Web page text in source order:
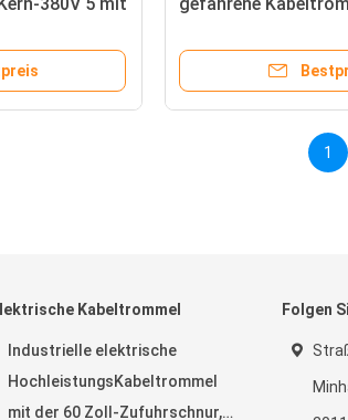
1
Kabeltrommel
Industrielle elektrische
HochleistungsKabeltrommel
mit der 60 Zoll-Zufuhrschnur,
Folgen